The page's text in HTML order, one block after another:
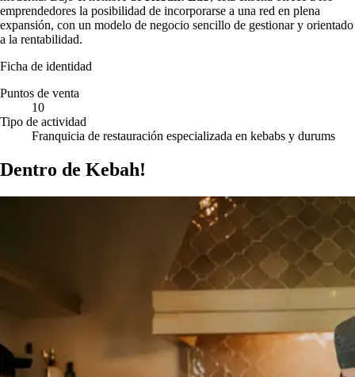
emprendedores la posibilidad de incorporarse a una red en plena
expansión, con un modelo de negocio sencillo de gestionar y orientado
a la rentabilidad.
Ficha de identidad
Puntos de venta
10
Tipo de actividad
Franquicia de restauración especializada en kebabs y durums
Dentro de Kebah!